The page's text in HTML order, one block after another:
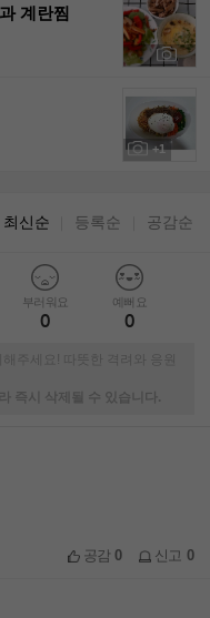
계란찜
+1
최신순 등록순 공감순
부러워요
0
예뻐요
0
주세요! 따뜻한 격려와 응원
즉시 삭제될 수 있습니다.
공감0 신고 0